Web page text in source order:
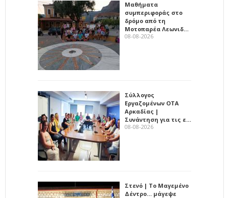
Μαθήματα
συμπεριφοράς στο
δρόμο από τη
Μοτοπαρέα Λεωνιδ…
08-08-2026
Σύλλογος
Εργαζομένων ΟΤΑ
Αρκαδίας |
Συνάντηση για τις ε…
08-08-2026
Στενό | Το Μαγεμένο
Δέντρο… μάγεψε